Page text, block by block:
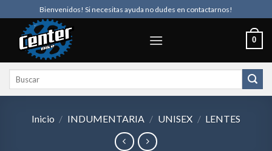
to
content
Bienvenidos! Si necesitas ayuda no dudes en contactarnos!
0
Inicio / INDUMENTARIA / UNISEX / LENTES